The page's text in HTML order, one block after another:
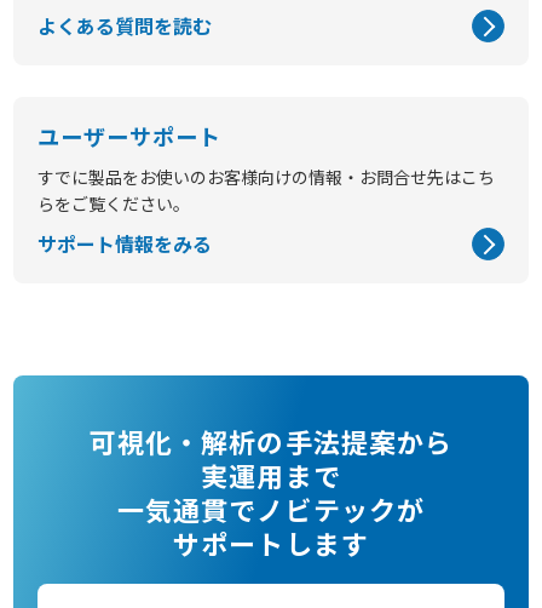
よくある質問を読む
ユーザーサポート
すでに製品をお使いのお客様向けの情報・お問合せ先はこち
らをご覧ください。
サポート情報をみる
可視化・解析の手法提案から
実運用まで
一気通貫でノビテックが
サポートします